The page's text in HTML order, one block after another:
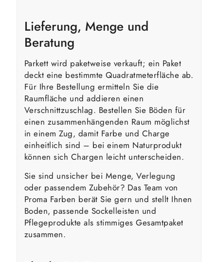
Lieferung, Menge und
Beratung
Parkett wird paketweise verkauft; ein Paket
deckt eine bestimmte Quadratmeterfläche ab.
Für Ihre Bestellung ermitteln Sie die
Raumfläche und addieren einen
Verschnittzuschlag. Bestellen Sie Böden für
einen zusammenhängenden Raum möglichst
in einem Zug, damit Farbe und Charge
einheitlich sind – bei einem Naturprodukt
können sich Chargen leicht unterscheiden.
Sie sind unsicher bei Menge, Verlegung
oder passendem Zubehör? Das Team von
Proma Farben berät Sie gern und stellt Ihnen
Boden, passende Sockelleisten und
Pflegeprodukte als stimmiges Gesamtpaket
zusammen.